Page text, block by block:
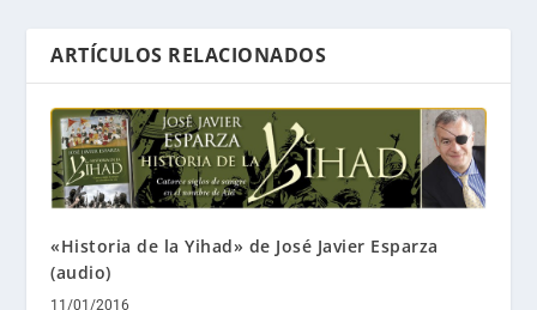
ARTÍCULOS RELACIONADOS
«Historia de la Yihad» de José Javier Esparza
(audio)
11/01/2016